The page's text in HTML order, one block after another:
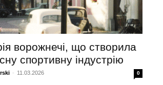
ворожнечі, що створила
спортивну індустрію
- 11.03.2026 0